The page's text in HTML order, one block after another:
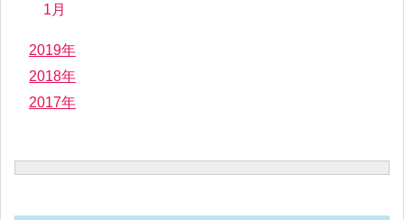
1月
2019年
2018年
2017年